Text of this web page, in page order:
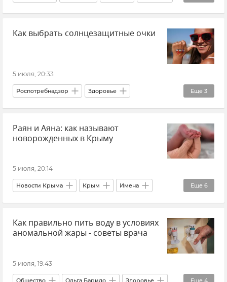
Новости
Как выбрать солнцезащитные очки
5 июля, 20:33
Еще 3
Роспотребнадзор Здоровье
Красота и здоровье Новости
Совет эксперта
Раян и Аяна: как называют
новорожденных в Крыму
5 июля, 20:14
Еще 6
Новости Крыма Крым Имена
дети Минюст Крыма Общество
семья Демография Рождаемость
Как правильно пить воду в условиях
аномальной жары - советы врача
5 июля, 19:43
Еще 4
Общество Ольга Барило Здоровье